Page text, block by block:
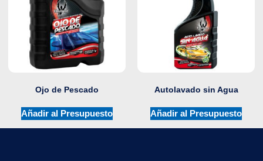
Ojo de Pescado
Añadir al Presupuesto
Autolavado sin Agua
Añadir al Presupuesto